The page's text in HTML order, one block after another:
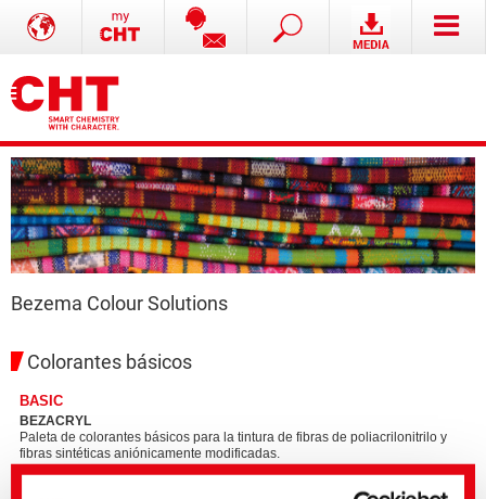
Bezema Colour Solutions
Colorantes básicos
BASIC
BEZACRYL
Paleta de colorantes básicos para la tintura de fibras de poliacrilonitrilo y
fibras sintéticas aniónicamente modificadas.